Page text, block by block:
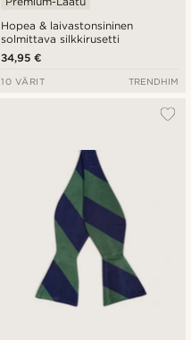
Hopea & laivastonsininen
solmittava silkkirusetti
34,95 €
10 VÄRIT TRENDHIM